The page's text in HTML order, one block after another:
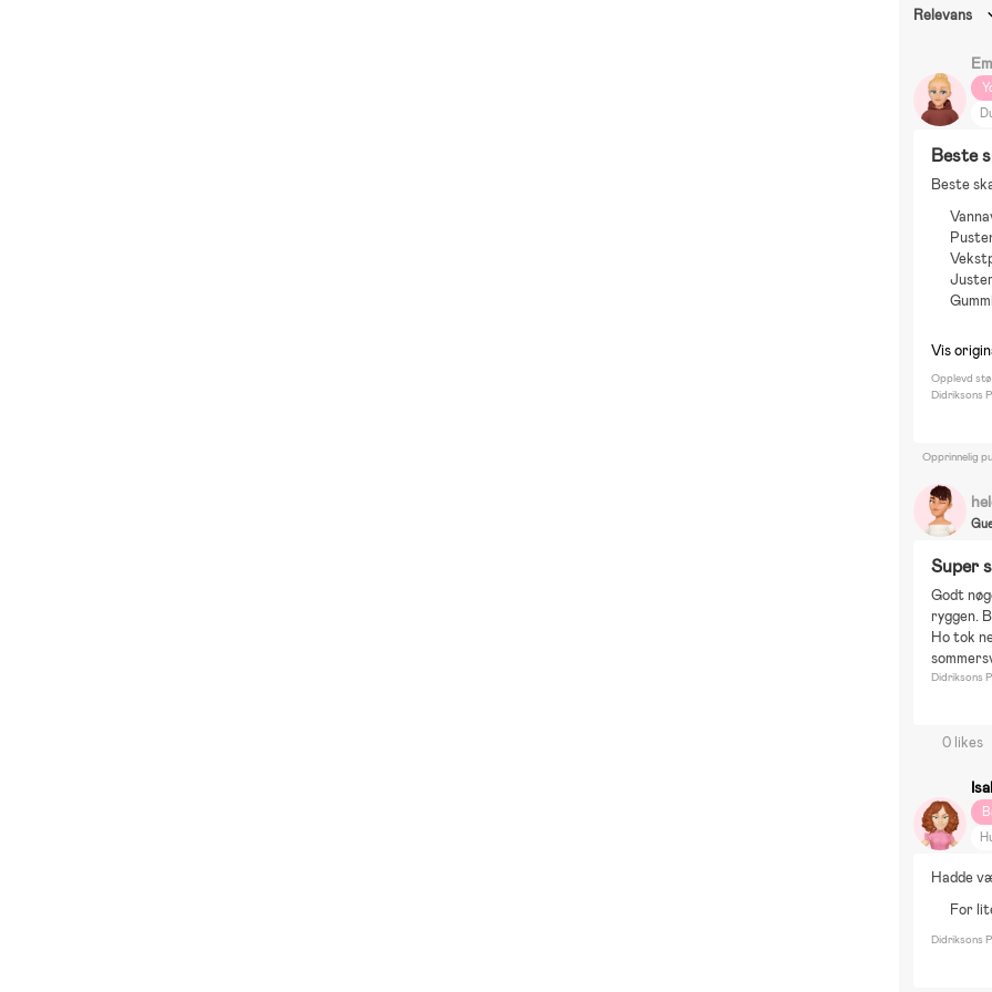
Relevans
Beste
Beste
Vis
Opplevd
Didriksons
Opprinnelig
Super
Godt
ryggen.
Ho tok
Didriksons
0 likes
Hadde
For
Didriksons